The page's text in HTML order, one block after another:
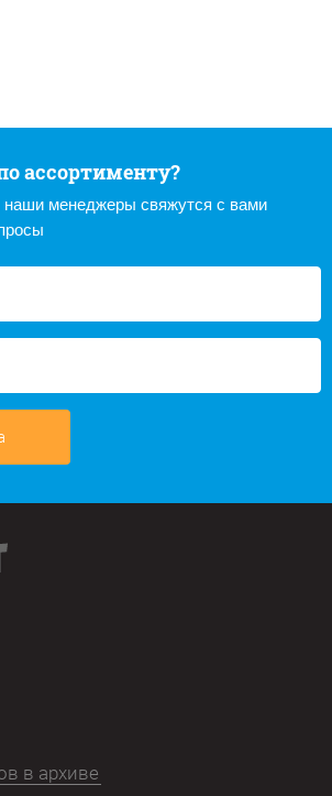
ассортименту?
наши менеджеры свяжутся с вами